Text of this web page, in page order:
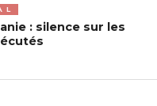
: silence sur les